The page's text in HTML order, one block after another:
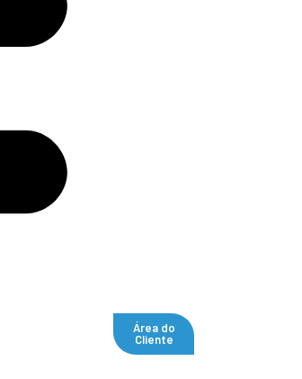
Área do
Cliente